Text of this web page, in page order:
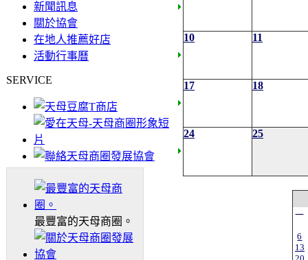
新聞訊息
關於協會
在地人推薦好店
活動行事曆
SERVICE
最豐富的天母商圈。
10 11
17 18
24 25
一
6
13